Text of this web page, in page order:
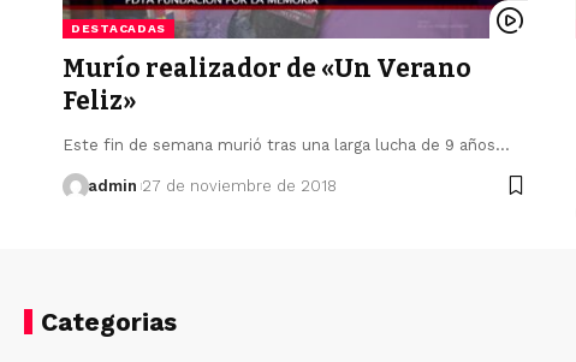
DESTACADAS
Murío realizador de «Un Verano
Feliz»
Este fin de semana murió tras una larga lucha de 9 años…
admin 27 de noviembre de 2018
Categorias